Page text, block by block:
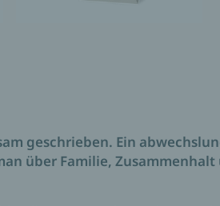
geschrieben. Ein
über Familie,